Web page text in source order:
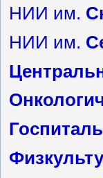
НИИ им.
НИИ им.
Госпиталь